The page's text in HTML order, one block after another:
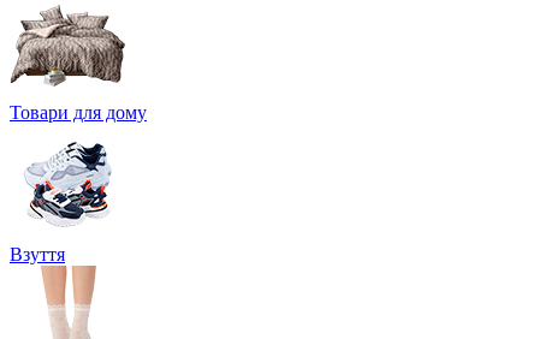
Товари для дому
Взуття